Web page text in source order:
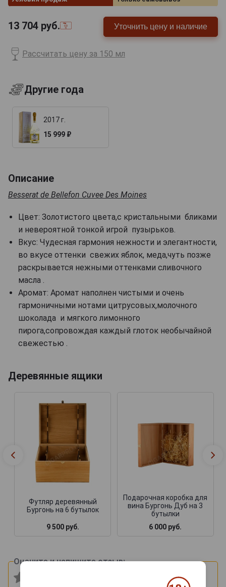
13 704 руб. Уточнить цену и наличие
Рассчитать цену за 150 мл
Другие года
2017 г.
15 999 ₽
Описание
Besserat de Bellefon Cuvee Des Moines
Цвет: Золотистого цвета,с кристальными бликами
и невероятной тонкой игрой пузырьков.
Вкус: Чудесная гармония нежности и элегантности,
во вкусе оттенки свежих яблок, меда,чуть позже
раскрывается нежными оттенками сливочного
масла .
Аромат: Аромат наполнен чистыми и очень
гармоничными нотами цитрусовых,молочного
шоколада и мягкого лимонного
пирога,сопровождая каждый глоток необычайной
свежестью .
Деревянные ящики
Футляр деревянный
Бургонь на 6 бутылок
9 500 руб.
Подарочная коробка для
вина Бургонь Дуб на 3
бутылки
6 000 руб.
Оцените и напишите отзыв: